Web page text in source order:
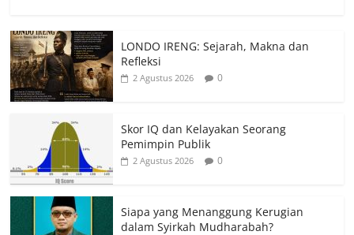
LONDO IRENG: Sejarah, Makna dan
Refleksi
2 Agustus 2026 0
Skor IQ dan Kelayakan Seorang
Pemimpin Publik
2 Agustus 2026 0
Siapa yang Menanggung Kerugian
dalam Syirkah Mudharabah?